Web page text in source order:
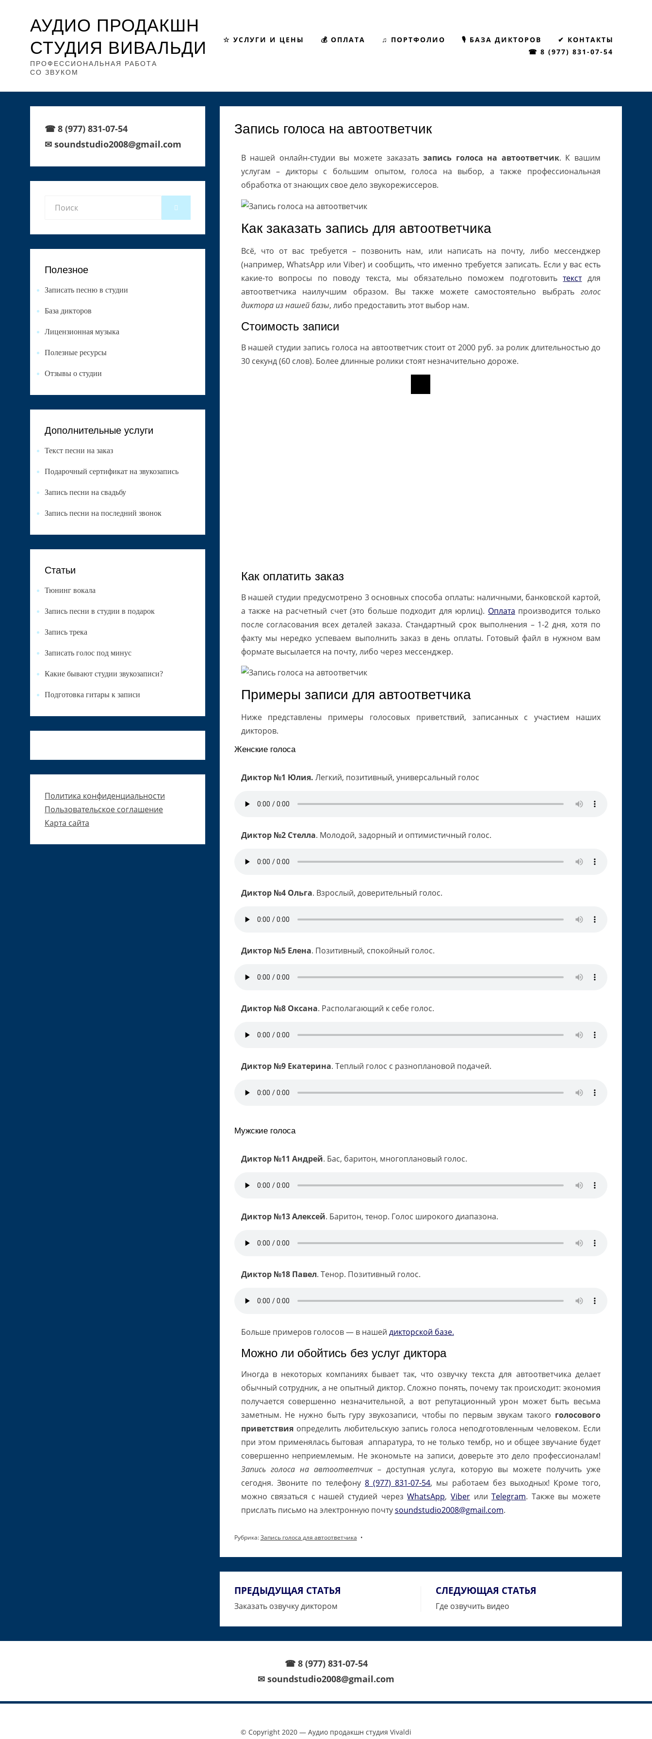
АУДИО ПРОДАКШН
СТУДИЯ ВИВАЛЬДИ
ПРОФЕССИОНАЛЬНАЯ РАБОТА
СО ЗВУКОМ
☆ УСЛУГИ И ЦЕНЫ 💰 ОПЛАТА ♫ ПОРТФОЛИО 🎙 БАЗА ДИКТОРОВ
✔ КОНТАКТЫ
☎ 8 (977) 831-07-54
Запись голоса на автоответчик
В нашей онлайн-студии вы можете заказатьзапись голоса на автоответчик. К вашим
услугам – дикторы с большим опытом, голоса на выбор, а также профессиональная
обработка от знающих свое дело звукорежиссеров.
Как заказать запись для автоответчика
Всё, что от вас требуется – позвонить нам, или написать на почту, либо мессенджер
(например, WhatsApp или Viber) и сообщить, что именно требуется записать. Если у вас есть
какие-то вопросы по поводу текста, мы обязательно поможем подготовитьтекстдля
автоответчика наилучшим образом. Вы также можете самостоятельно выбрать голос
диктора из нашей базы, либо предоставить этот выбор нам.
Стоимость записи
В нашей студии запись голоса на автоответчик стоит от 2000 руб. за ролик длительностью до
30 секунд (60 слов). Более длинные ролики стоят незначительно дороже.
Как оплатить заказ
В нашей студии предусмотрено 3 основных способа оплаты: наличными, банковской картой,
а также на расчетный счет (это больше подходит для юрлиц). Оплата производится только
после согласования всех деталей заказа. Стандартный срок выполнения – 1-2 дня, хотя по
факту мы нередко успеваем выполнить заказ в день оплаты. Готовый файл в нужном вам
формате высылается на почту, либо через мессенджер.
Примеры записи для автоответчика
Ниже представлены примеры голосовых приветствий, записанных с участием наших
дикторов.
Женские голоса
Диктор №1 Юлия. Легкий, позитивный, универсальный голос
Диктор №2 Стелла. Молодой, задорный и оптимистичный голос.
Диктор №4 Ольга. Взрослый, доверительный голос.
Диктор №5 Елена. Позитивный, спокойный голос.
Диктор №8 Оксана. Располагающий к себе голос.
Диктор №9 Екатерина. Теплый голос с разноплановой подачей.
Мужские голоса
Диктор №11 Андрей. Бас, баритон, многоплановый голос.
Диктор №13 Алексей. Баритон, тенор. Голос широкого диапазона.
Диктор №18 Павел. Тенор. Позитивный голос.
Больше примеров голосов — в нашей дикторской базе.
Можно ли обойтись без услуг диктора
Иногда в некоторых компаниях бывает так, что озвучку текста для автоответчика делает
обычный сотрудник, а не опытный диктор. Сложно понять, почему так происходит: экономия
получается совершенно незначительной, а вот репутационный урон может быть весьма
заметным. Не нужно быть гуру звукозаписи, чтобы по первым звукам такого голосового
приветствияопределить любительскую запись голоса неподготовленным человеком. Если
при этом применялась бытовая аппаратура, то не только тембр, но и общее звучание будет
совершенно неприемлемым. Не экономьте на записи, доверьте это дело профессионалам!
Запись голоса на автоответчик – доступная услуга, которую вы можете получить уже
сегодня. Звоните по телефону8 (977) 831-07-54, мы работаем без выходных! Кроме того,
можно связаться с нашей студией черезWhatsApp, ViberилиTelegram. Также вы можете
прислать письмо на электронную почтуsoundstudio2008@gmail.com.
Рубрика:Запись голоса для автоответчика
Навигация
по
записям
ПРЕДЫДУЩАЯ СТАТЬЯ
Заказать озвучку диктором
СЛЕДУЮЩАЯ СТАТЬЯ
Где озвучить видео
☎ 8 (977) 831-07-54
✉ soundstudio2008@gmail.com
SEARCH
Полезное
Записать песню в студии
База дикторов
Лицензионная музыка
Полезные ресурсы
Отзывы о студии
Дополнительные услуги
Текст песни на заказ
Подарочный сертификат на звукозапись
Запись песни на свадьбу
Запись песни на последний звонок
Статьи
Тюнинг вокала
Запись песни в студии в подарок
Запись трека
Записать голос под минус
Какие бывают студии звукозаписи?
Подготовка гитары к записи
Политика конфиденциальности
Пользовательское соглашение
Карта сайта
☎ 8 (977) 831-07-54
✉ soundstudio2008@gmail.com
© Copyright 2020 — Аудио продакшн студия Vivaldi